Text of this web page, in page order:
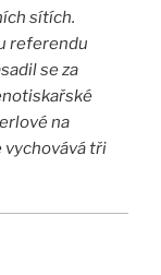
sítích.
referendu
se za
na
vychovává tři